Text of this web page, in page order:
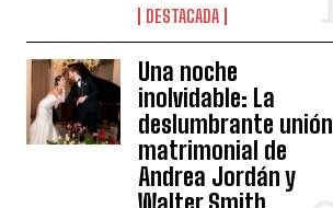
DESTACADA
Una noche
inolvidable: La
deslumbrante unión
matrimonial de
Andrea Jordán y